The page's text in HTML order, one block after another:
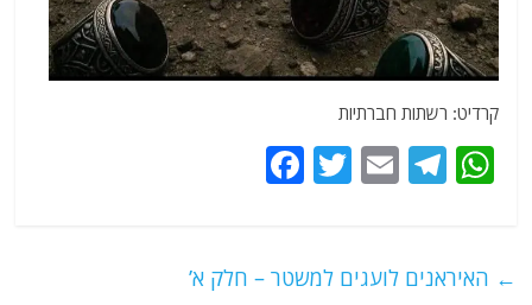
קרדיט: רשתות חברתיות
W
s
T
g
E
l
T
er
e ← האיראנים לועגים למשטר – חלק א’